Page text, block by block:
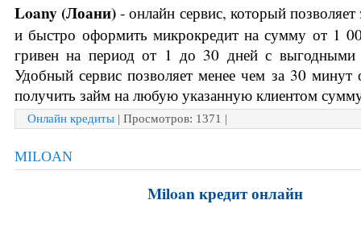
Loany (Лоани) - онлайн сервис, который
и быстро оформить микрокредит на сумму от 1
гривен на период от 1 до 30 дней с выгодными
Удобный сервис позволяет менее чем за 30
получить займ на любую указанную клиентом
Онлайн кредиты | Просмотров: 1371 |
MILOAN
Miloan кредит онлайн